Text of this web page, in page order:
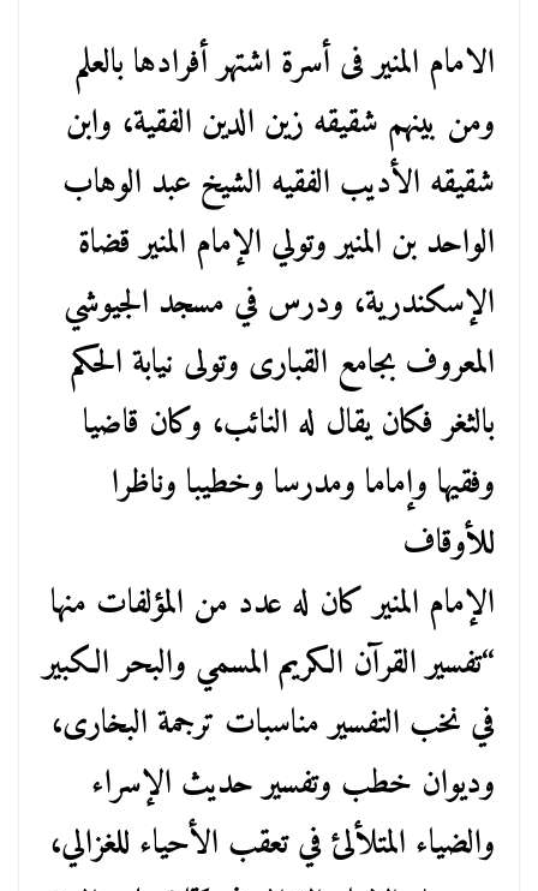
الامام المنير فى أسرة اشتهر أفرادها بالعلم
ومن بينهم شقيقه زين الدين الفقية، وابن
شقيقه الأديب الفقيه الشيخ عبد الوهاب
الواحد بن المنير وتولي الإمام المنير قضاة
الإسكندرية، ودرس في مسجد الجيوشي
المعروف بجامع القبارى وتولى نيابة الحكم
بالثغر فكان يقال له النائب، وكان قاضيا
وفقيها وإماما ومدرسا وخطيبا وناظرا
للأوقاف
الإمام المنير كان له عدد من المؤلفات منها
“تفسير القرآن الكريم المسمي والبحر الكبير
في نخب التفسير مناسبات ترجمة البخارى،
وديوان خطب وتفسير حديث الإسراء
والضياء المتلألئ في تعقب الأحياء للغزالي،